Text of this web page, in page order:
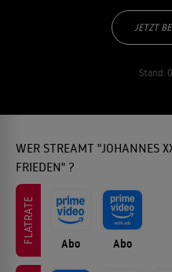
JETZT
Stand:
WER STREAMT "JOHANNES
FRIEDEN" ?
FLATRATE Abo Abo